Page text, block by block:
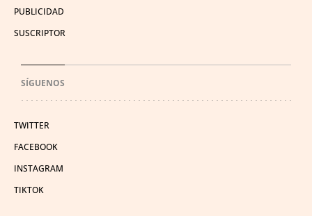
PUBLICIDAD
SUSCRIPTOR
SÍGUENOS
TWITTER
FACEBOOK
INSTAGRAM
TIKTOK